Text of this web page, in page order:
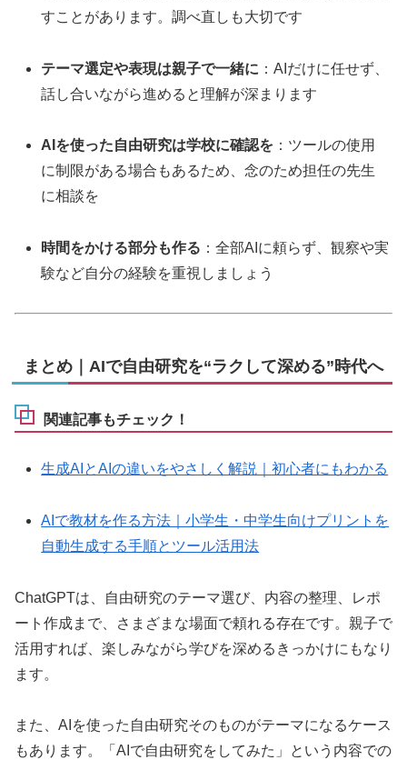
すことがあります。調べ直しも大切です
テーマ選定や表現は親子で一緒に ：AIだけに任せず、
話し合いながら進めると理解が深まります
AIを使った自由研究は学校に確認を ：ツールの使用
に制限がある場合もあるため、念のため担任の先生
に相談を
時間をかける部分も作る ：全部AIに頼らず、観察や実
験など自分の経験を重視しましょう
まとめ｜AIで自由研究を“ラクして深める”時代へ
関連記事もチェック！
生成AIとAIの違いをやさしく解説｜初心者にもわかる
AIで教材を作る方法｜小学生・中学生向けプリントを
自動生成する手順とツール活用法
ChatGPTは、自由研究のテーマ選び、内容の整理、レポ
ート作成まで、さまざまな場面で頼れる存在です。親子で
活用すれば、楽しみながら学びを深めるきっかけにもなり
ます。
また、AIを使った自由研究そのものがテーマになるケース
もあります。「AIで自由研究をしてみた」という内容での